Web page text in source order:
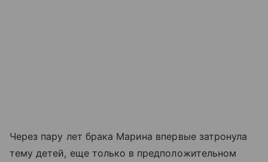
Через пару лет брака Марина впервые затронула
тему детей, еще только в предположительном